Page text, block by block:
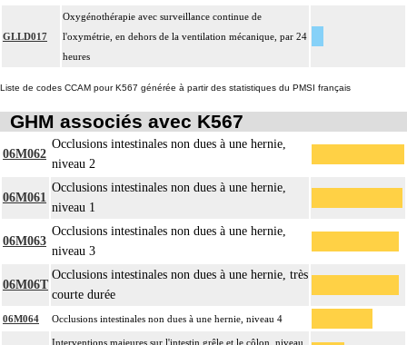
GLLD017
Oxygénothérapie avec surveillance continue de
l'oxymétrie, en dehors de la ventilation mécanique, par 24
heures
Liste de codes CCAM pour K567 générée à partir des statistiques du PMSI français
GHM associés avec K567
06M062
Occlusions intestinales non dues à une hernie,
niveau 2
06M061
Occlusions intestinales non dues à une hernie,
niveau 1
06M063
Occlusions intestinales non dues à une hernie,
niveau 3
06M06T
Occlusions intestinales non dues à une hernie, très
courte durée
06M064 Occlusions intestinales non dues à une hernie, niveau 4
Interventions majeures sur l'intestin grêle et le côlon, niveau